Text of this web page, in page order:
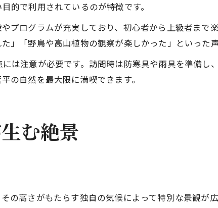
的で利用されているのが特徴です。
プログラムが充実しており、初心者から上級者まで
」「野鳥や高山植物の観察が楽しかった」といった
は注意が必要です。訪問時は防寒具や雨具を準備し
の自然を最大限に満喫できます。
む絶景
の高さがもたらす独自の気候によって特別な景観が